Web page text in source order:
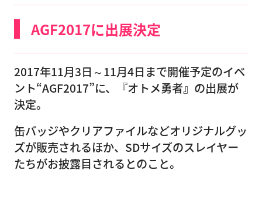
AGF2017に出展決定
2017年11月3日～11月4日まで開催予定のイベ
ント“AGF2017”に、『オトメ勇者』の出展が
決定。
缶バッジやクリアファイルなどオリジナルグッ
ズが販売されるほか、SDサイズのスレイヤー
たちがお披露目されるとのこと。